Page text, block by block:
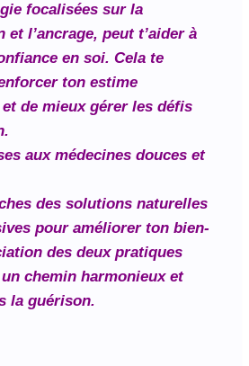
focalisées sur la
et l’ancrage, peut t’aider à
en soi. Cela te
ton estime
de mieux gérer les défis
aux médecines douces et
des solutions naturelles
pour améliorer ton bien-
des deux pratiques
chemin harmonieux et
la guérison.